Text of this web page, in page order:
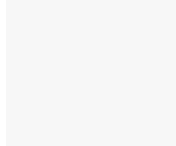
Обговорено
передачі комплексу споруд